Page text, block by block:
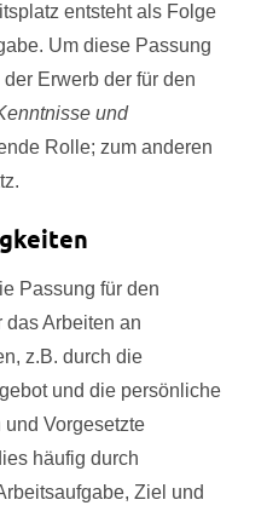
entsteht als Folge
Um diese Passung
Erwerb der für den
und
Rolle; zum anderen
Passung für den
das Arbeiten an
z.B. durch die
und die persönliche
Vorgesetzte
häufig durch
Ziel und